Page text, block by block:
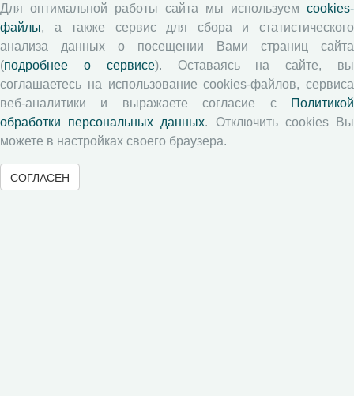
Рецензентам
Памятка рецензенту
Положение о рецензировании
Форма рецензии
Журналы ВолНЦ РАН
Для оптимальной работы сайта мы используем cookies-
файлы, а также сервис для сбора и статистического
анализа данных о посещении Вами страниц сайта
(подробнее о сервисе). Оставаясь на сайте, вы
соглашаетесь на использование cookies-файлов, сервиса
веб-аналитики и выражаете согласие с
Политикой
обработки персональных данных. Отключить cookies Вы
можете в настройках своего браузера.
СОГЛАСЕН